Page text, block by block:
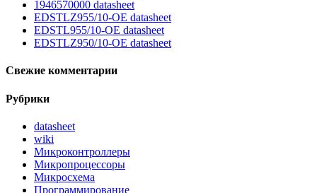
1946570000 datasheet
EDSTLZ955/10-OE datasheet
EDSTL955/10-OE datasheet
EDSTLZ950/10-OE datasheet
Свежие комментарии
Рубрики
datasheet
wiki
Микроконтроллеры
Микропроцессоры
Микросхема
Программирование